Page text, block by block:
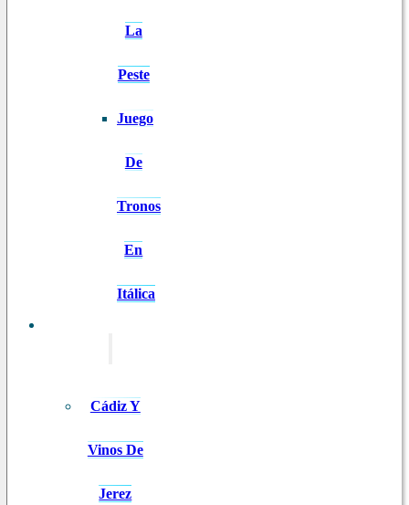
La
Peste
Juego
De
Tronos
En
Itálica
Cádiz Y
Vinos De
Jerez